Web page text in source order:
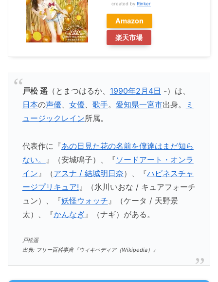
created by Rinker
Amazon
楽天市場
戸松 遥（とまつはるか、 1990年2月4日 -）は、
日本の声優、 女優、 歌手。 愛知県一宮市出身。
ミ
ュージックレイン所属。
代表作に『あの日見た花の名前を僕達はまだ知ら
ない。
』（安城鳴子）、『ソードアート・オンラ
イン 』（アスナ / 結城明日奈）、『ハピネスチャ
ージプリキュア! 』（氷川いおな / キュアフォーチ
ュン）、『妖怪ウォッチ 』（ケータ / 天野景
太）、『かんなぎ』（ナギ）がある。
戸松遥
出典: フリー百科事典『ウィキペディア（Wikipedia）』